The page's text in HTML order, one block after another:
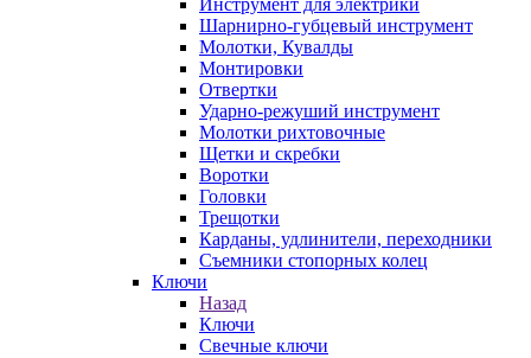
Инструмент для электрики
Шарнирно-губцевый инструмент
Молотки, Кувалды
Монтировки
Отвертки
Ударно-режуший инструмент
Молотки рихтовочные
Щетки и скребки
Воротки
Головки
Трещотки
Карданы, удлинители, переходники
Съемники стопорных колец
Ключи
Назад
Ключи
Свечные ключи